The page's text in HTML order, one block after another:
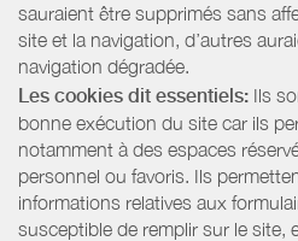
sauraient être supprimés sans
site et la navigation, d’autres
navigation dégradée.
Les cookies dit essentiels: Ils
bonne exécution du site car ils
notamment à des espaces
personnel ou favoris. Ils
informations relatives aux
susceptible de remplir sur le site,